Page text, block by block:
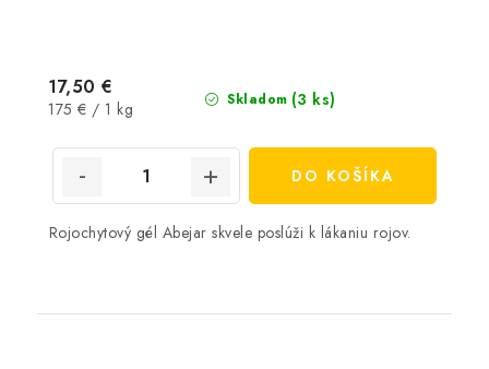
Skladom (3 ks)
17,50 €
Jednotková
175 € / 1 kg
DO KOŠÍKA
Rojochytový gél Abejar skvele poslúži k lákaniu rojov.